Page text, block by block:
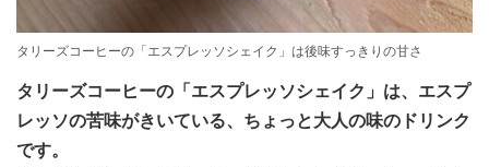
タリーズコーヒーの「エスプレッソシェイク」は後味すっきりの甘さ
タリーズコーヒーの「エスプレッソシェイク」は、エスプ
レッソの苦味がきいている、ちょっと大人の味のドリンク
です。